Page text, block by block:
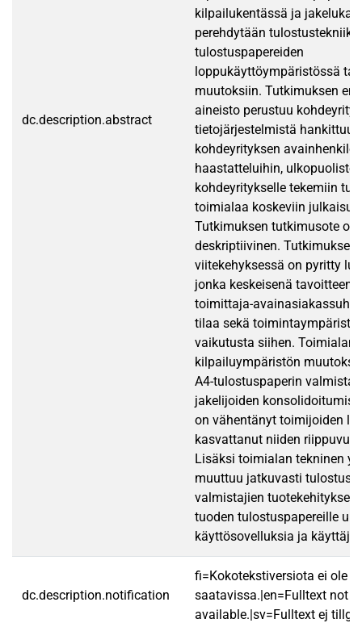
dc.description.abstract
kilpailukentässä ja
perehdytään
tulostuspapereiden
loppukäyttöympäristössä
muutoksiin. Tutkimuksen
aineisto perustuu
tietojärjestelmistä
kohdeyrityksen
haastatteluihin,
kohdeyritykselle tekemiin
toimialaa koskeviin
Tutkimuksen tutkimusote on
deskriptiivinen. Tutkimuksen
viitekehyksessä on pyritty
jonka keskeisenä
toimittaja-
tilaa sekä
vaikutusta siihen. Toimialan
kilpailuympäristön
A4-tulostuspaperin
jakelijoiden
on vähentänyt toimijoiden
kasvattanut niiden
Lisäksi toimialan tekninen
muuttuu jatkuvasti
valmistajien tuotekehityksen
tuoden tulostuspapereille
käyttösovelluksia ja
dc.description.notification
fi=Kokotekstiversiota ei ole
saatavissa.|en=Fulltext not
available.|sv=Fulltext ej